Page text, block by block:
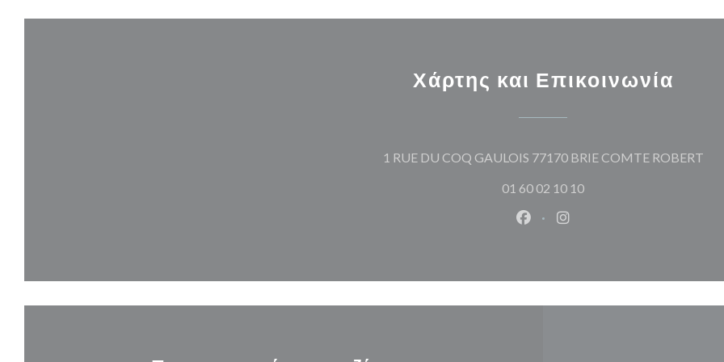
Χάρτης και Επικοινωνία
1 RUE DU COQ GAULOIS 77170 BRIE COMTE ROBERT
01 60 02 10 10
Facebook ((ανοίγει σε νέο
Instagram ((ανοίγει σε